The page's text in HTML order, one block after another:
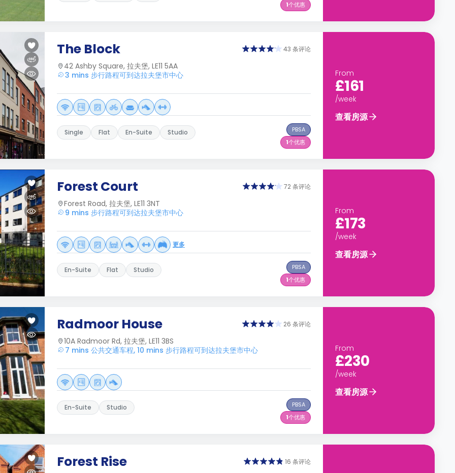
1个优惠
The Block 43 条评论
42 Ashby Square, 拉夫堡, LE11 5AA
3 mins 步行路程可到达拉夫堡市中心
Single Flat En-Suite Studio
PBSA
1个优惠
From
£161
/week
查看房源
Forest Court 72 条评论
Forest Road, 拉夫堡, LE11 3NT
9 mins 步行路程可到达拉夫堡市中心
更多
En-Suite Flat Studio
PBSA
1个优惠
From
£173
/week
查看房源
Radmoor House 26 条评论
10A Radmoor Rd, 拉夫堡, LE11 3BS
7 mins 公共交通车程, 10 mins 步行路程可到达拉夫堡市中心
En-Suite Studio
PBSA
1个优惠
From
£230
/week
查看房源
Forest Rise 16 条评论